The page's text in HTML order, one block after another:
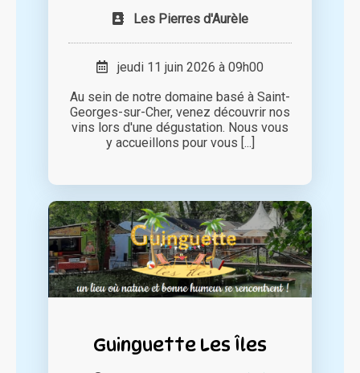
Les Pierres d'Aurèle
jeudi 11 juin 2026 à 09h00
Au sein de notre domaine basé à Saint-
Georges-sur-Cher, venez découvrir nos
vins lors d'une dégustation. Nous vous
y accueillons pour vous [...]
Guinguette Les Îles